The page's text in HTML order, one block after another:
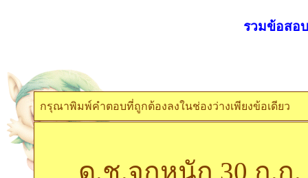
รวมข้อสอ
กรุณาพิมพ์คำตอบที่ถูกต้องลงในช่องว่างเพียงข้อเดียว
ด.ช.จุกหนัก 30 ก.ก